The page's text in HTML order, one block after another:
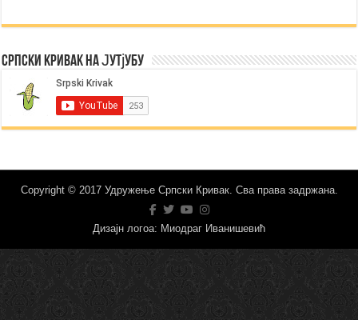
Српски Кривак на Јутјубу
Copyright © 2017 Удружење Српски Кривак. Сва права задржана.
Дизајн логоа: Миодраг Иванишевић